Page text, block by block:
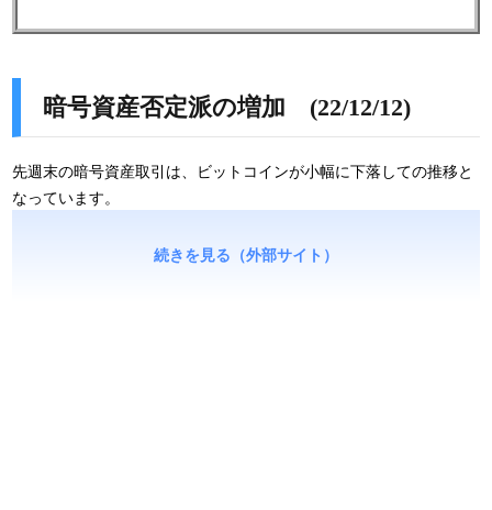
暗号資産否定派の増加 (22/12/12)
先週末の暗号資産取引は、ビットコインが小幅に下落しての推移と
なっています。
続きを見る（外部サイト）